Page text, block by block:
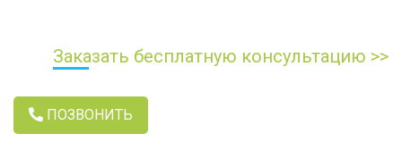
Заказать бесплатную консультацию >>
ПОЗВОНИТЬ